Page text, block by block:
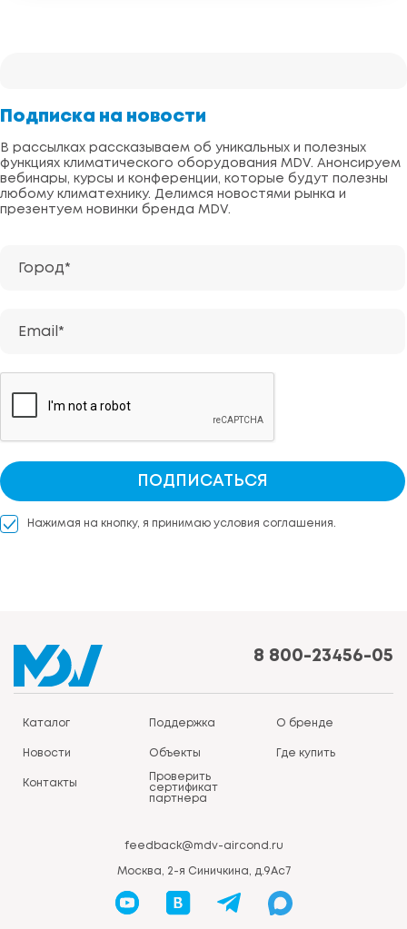
Подписка на новости
В рассылках рассказываем об уникальных и полезных
функциях климатического оборудования MDV. Анонсируем
вебинары, курсы и конференции, которые будут полезны
любому климатехнику. Делимся новостями рынка и
презентуем новинки бренда MDV.
Город*
Email*
ПОДПИСАТЬСЯ
Нажимая на кнопку, я принимаю условия соглашения.
8 800-23456-05
Каталог Поддержка О бренде
Новости Объекты Где купить
Контакты
Проверить
сертификат
партнера
feedback@mdv-aircond.ru
Москва, 2-я Синичкина, д.9Ас7